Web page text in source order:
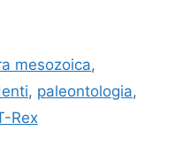
mesozoica,
, paleontologia,
Rex